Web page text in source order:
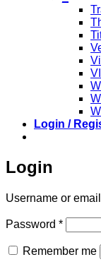
Login /
Login
Username or
Password *
Remember me